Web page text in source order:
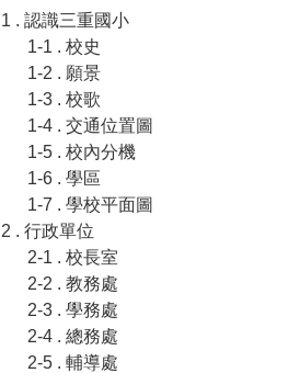
1 . 認識三重國小
1-1 . 校史
1-2 . 願景
1-3 . 校歌
1-4 . 交通位置圖
1-5 . 校內分機
1-6 . 學區
1-7 . 學校平面圖
2 . 行政單位
2-1 . 校長室
2-2 . 教務處
2-3 . 學務處
2-4 . 總務處
2-5 . 輔導處